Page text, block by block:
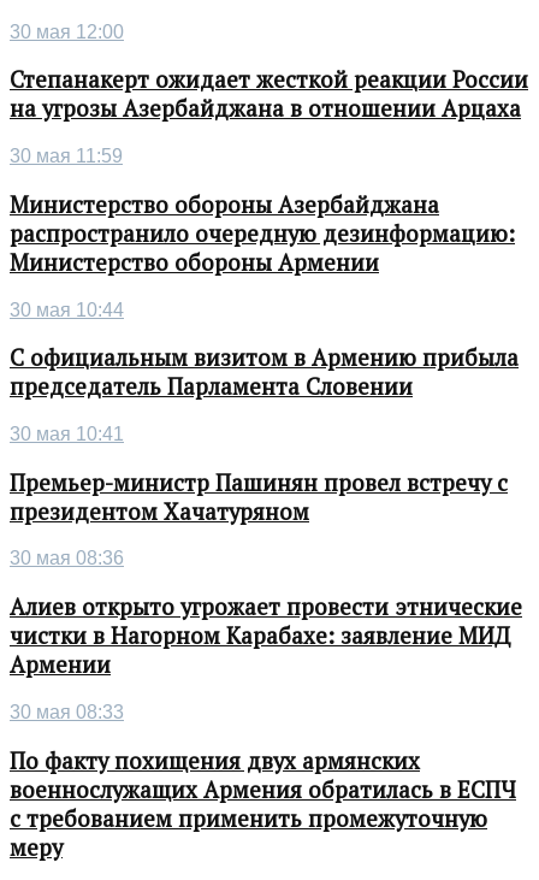
30 мая 12:00
Степанакерт ожидает жесткой реакции России
на угрозы Азербайджана в отношении Арцаха
30 мая 11:59
Министерство обороны Азербайджана
распространило очередную дезинформацию:
Министерство обороны Армении
30 мая 10:44
С официальным визитом в Армению прибыла
председатель Парламента Словении
30 мая 10:41
Премьер-министр Пашинян провел встречу с
президентом Хачатуряном
30 мая 08:36
Алиев открыто угрожает провести этнические
чистки в Нагорном Карабахе: заявление МИД
Армении
30 мая 08:33
По факту похищения двух армянских
военнослужащих Армения обратилась в ЕСПЧ
с требованием применить промежуточную
меру